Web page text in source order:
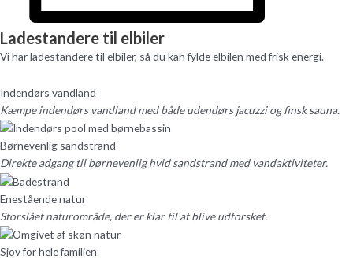
Ladestandere til elbiler
Vi har ladestandere til elbiler, så du kan fylde elbilen med frisk energi.
Indendørs vandland
Kæmpe indendørs vandland med både udendørs jacuzzi og finsk sauna.
Børnevenlig sandstrand
Direkte adgang til børnevenlig hvid sandstrand med vandaktiviteter.
Enestående natur
Storslået naturområde, der er klar til at blive udforsket.
Sjov for hele familien